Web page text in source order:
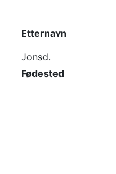
Etternavn
Jonsd.
Fødested